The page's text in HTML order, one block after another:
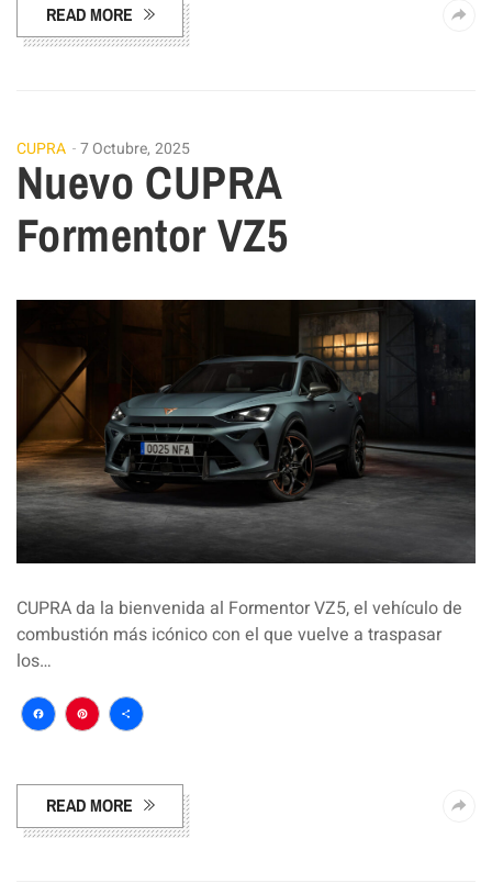
READ MORE
CUPRA 7 Octubre, 2025
Nuevo CUPRA
Formentor VZ5
CUPRA da la bienvenida al Formentor VZ5, el vehículo de
combustión más icónico con el que vuelve a traspasar
los…
Facebook
Pinterest
Compartir
READ MORE